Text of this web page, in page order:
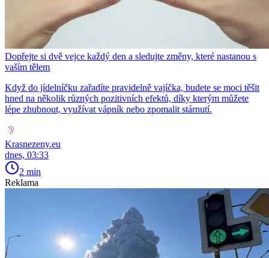
Dopřejte si dvě vejce každý den a sledujte změny, které nastanou s
vaším tělem
Když do jídelníčku zařadíte pravidelně vajíčka, budete se moci těšit
hned na několik různých pozitivních efektů, díky kterým můžete
lépe zhubnout, využívat vápník nebo zpomalit stárnutí.
Krasnezeny.eu
dnes, 03:33
2 min
Reklama